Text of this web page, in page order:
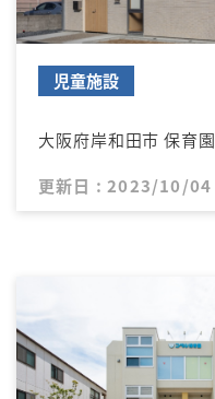
児童施設
大阪府岸和田市 保育園
更新日 : 2023/10/04